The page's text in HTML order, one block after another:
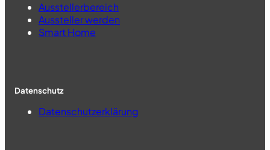
Ausstellerbereich
Aussteller werden
Smart Home
Datenschutz
Datenschutzerklärung